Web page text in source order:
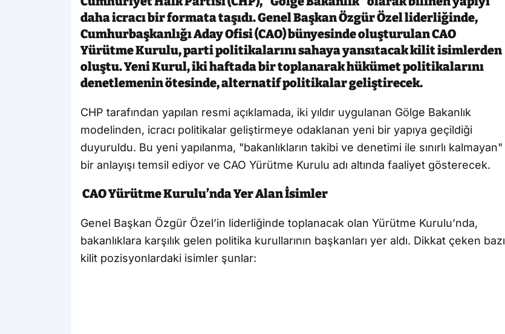
daha icracı bir formata taşıdı. Genel Başkan Özgür Özel liderliğinde,
Cumhurbaşkanlığı Aday Ofisi (CAO) bünyesinde oluşturulan CAO
Yürütme Kurulu, parti politikalarını sahaya yansıtacak kilit isimlerden
oluştu. Yeni Kurul, iki haftada bir toplanarak hükümet politikalarını
denetlemenin ötesinde, alternatif politikalar geliştirecek.
CHP tarafından yapılan resmi açıklamada, iki yıldır uygulanan Gölge Bakanlık
modelinden, icracı politikalar geliştirmeye odaklanan yeni bir yapıya geçildiği
duyuruldu. Bu yeni yapılanma, "bakanlıkların takibi ve denetimi ile sınırlı kalmayan"
bir anlayışı temsil ediyor ve CAO Yürütme Kurulu adı altında faaliyet gösterecek.
CAO Yürütme Kurulu’nda Yer Alan İsimler
Genel Başkan Özgür Özel’in liderliğinde toplanacak olan Yürütme Kurulu’nda,
bakanlıklara karşılık gelen politika kurullarının başkanları yer aldı. Dikkat çeken bazı
kilit pozisyonlardaki isimler şunlar: